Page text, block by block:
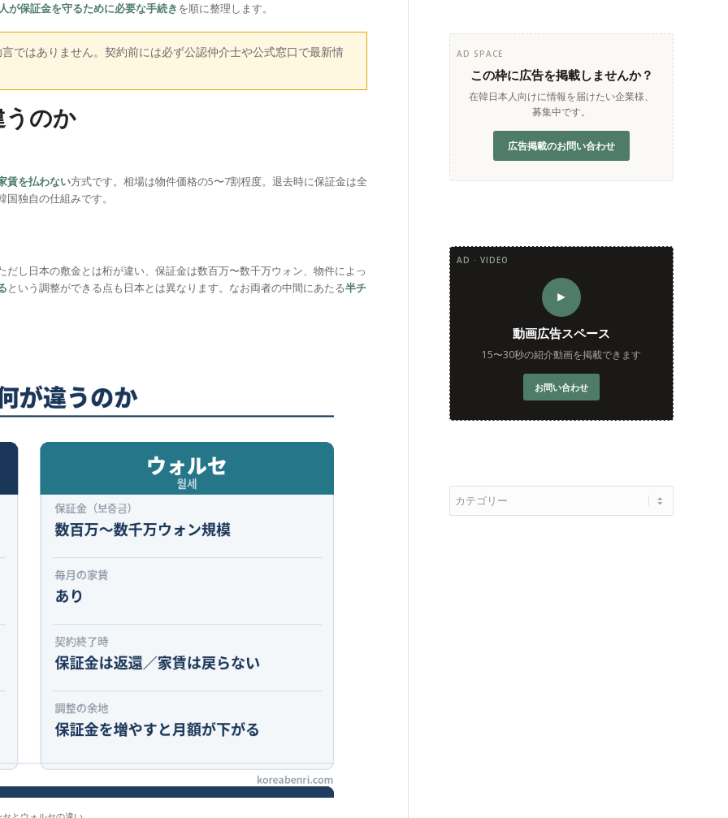
が保証金を守るために必要な手続きを順に整理します。
ではありません。契約前には必ず公認仲介士や公式窓口で最新情
のか
賃を払わない方式です。相場は物件価格の5〜7割程度。退去時に保証金は全
独自の仕組みです。
し日本の敷金とは桁が違い、保証金は数百万〜数千万ウォン、物件によっ
という調整ができる点も日本とは異なります。なお両者の中間にあたる半チ
AD SPACE
この枠に広告を掲載しませんか？
在韓日本人向けに情報を届けたい企業様、
募集中です。
広告掲載のお問い合わせ
AD · VIDEO
►
動画広告スペース
15〜30秒の紹介動画を掲載できます
お問い合わせ